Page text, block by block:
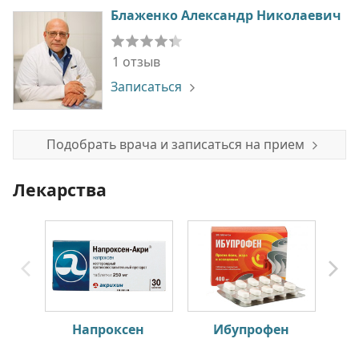
Блаженко Александр Николаевич
1 отзыв
Записаться
Подобрать врача и записаться на прием
Лекарства
Напроксен Ибупрофен